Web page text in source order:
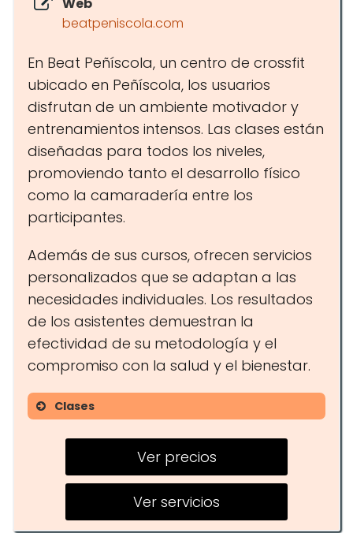
beatpeniscola.com
En Beat Peñíscola, un centro de crossfit
ubicado en Peñíscola, los usuarios
disfrutan de un ambiente motivador y
entrenamientos intensos. Las clases están
diseñadas para todos los niveles,
promoviendo tanto el desarrollo físico
como la camaradería entre los
participantes.
Además de sus cursos, ofrecen servicios
personalizados que se adaptan a las
necesidades individuales. Los resultados
de los asistentes demuestran la
efectividad de su metodología y el
compromiso con la salud y el bienestar.
Clases
Clases de CrossFit
Entrenamientos personalizados
Programas de acondicionamiento
Ver precios
Ver servicios